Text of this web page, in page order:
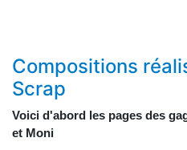
Compositions
Scrap
Voici d'abord les pages des
et Moni